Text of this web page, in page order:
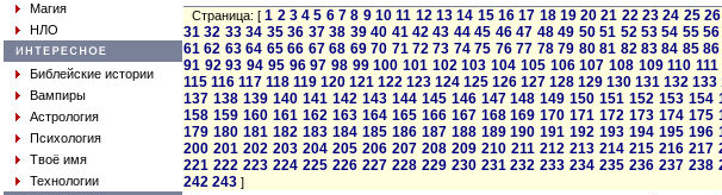
Магия
НЛО
Библейские истории
Вампиры
Астрология
Психология
Твоё имя
Технологии
Страница: [1 2 3 4 5 6 7 8 9 10 11 12 13 14 15 16 17 18 19 20 21 22 23 24 25 26
31 32 33 34 35 36 37 38 39 40 41 42 43 44 45 46 47 48 49 50 51 52 53 54 55 56
61 62 63 64 65 66 67 68 69 70 71 72 73 74 75 76 77 78 79 80 81 82 83 84 85 86
91 92 93 94 95 96 97 98 99 100 101 102 103 104 105 106 107 108 109 110 111
115 116 117 118 119 120 121 122 123 124 125 126 127 128 129 130 131 132 133
137 138 139 140 141 142 143 144 145 146 147 148 149 150 151 152 153 154
158 159 160 161 162 163 164 165 166 167 168 169 170 171 172 173 174 175
179 180 181 182 183 184 185 186 187 188 189 190 191 192 193 194 195 196
200 201 202 203 204 205 206 207 208 209 210 211 212 213 214 215 216 217
221 222 223 224 225 226 227 228 229 230 231 232 233 234 235 236 237 238
242 243 ]